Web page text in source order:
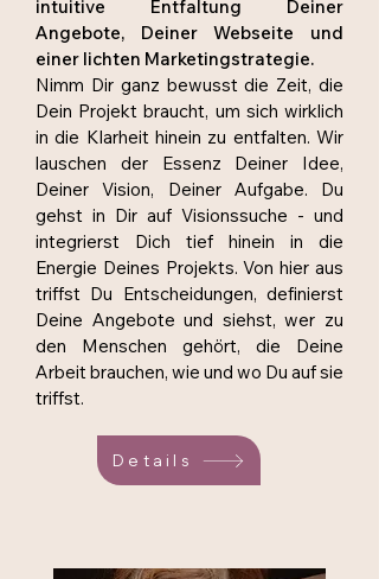
intuitive Entfaltung Deiner
Angebote, Deiner Webseite und
einer lichten Marketingstrategie.
Nimm Dir ganz bewusst die Zeit, die
Dein Projekt braucht, um sich wirklich
in die Klarheit hinein zu entfalten. Wir
lauschen der Essenz Deiner Idee,
Deiner Vision, Deiner Aufgabe. Du
gehst in Dir auf Visionssuche - und
integrierst Dich tief hinein in die
Energie Deines Projekts. Von hier aus
triffst Du Entscheidungen, definierst
Deine Angebote und siehst, wer zu
den Menschen gehört, die Deine
Arbeit brauchen, wie und wo Du auf sie
triffst.
Details